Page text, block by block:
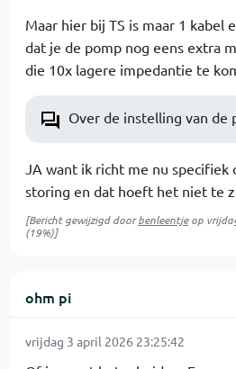
Maar hier bij TS is maar 1 kabel
dat je de pomp nog eens extra
die 10x lagere impedantie te
Over de instelling van de
JA want ik richt me nu specifiek
storing en dat hoeft het niet te
[Bericht gewijzigd doorbenleentjeop
(19%)]
ohm pi
vrijdag 3 april 2026 23:25:42